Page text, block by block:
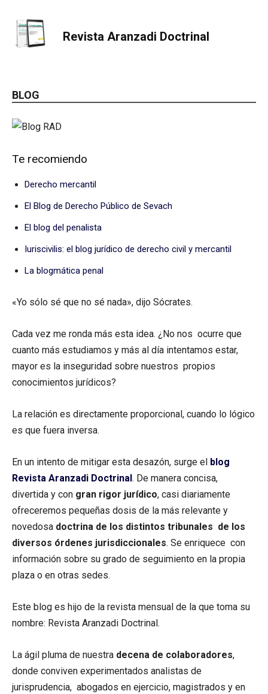
Revista Aranzadi Doctrinal
BLOG
Te recomiendo
Derecho mercantil
El Blog de Derecho Público de Sevach
El blog del penalista
Iuriscivilis: el blog jurídico de derecho civil y mercantil
La blogmática penal
«Yo sólo sé que no sé nada», dijo Sócrates.
Cada vez me ronda más esta idea. ¿No nos ocurre que
cuanto más estudiamos y más al día intentamos estar,
mayor es la inseguridad sobre nuestros propios
conocimientos jurídicos?
La relación es directamente proporcional, cuando lo lógico
es que fuera inversa.
En un intento de mitigar esta desazón, surge el blog
Revista Aranzadi Doctrinal. De manera concisa,
divertida y con gran rigor jurídico, casi diariamente
ofreceremos pequeñas dosis de la más relevante y
novedosa doctrina de los distintos tribunales de los
diversos órdenes jurisdiccionales. Se enriquece con
información sobre su grado de seguimiento en la propia
plaza o en otras sedes.
Este blog es hijo de la revista mensual de la que toma su
nombre: Revista Aranzadi Doctrinal.
La ágil pluma de nuestra decena de colaboradores,
donde conviven experimentados analistas de
jurisprudencia, abogados en ejercicio, magistrados y en